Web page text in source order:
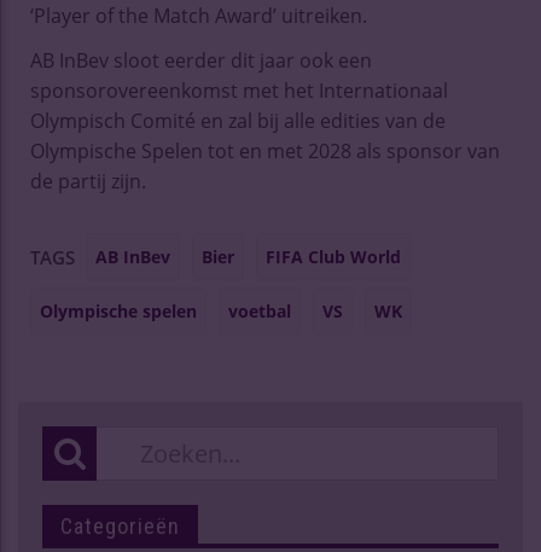
‘Player of the Match Award’ uitreiken.
AB InBev sloot eerder dit jaar ook een
sponsorovereenkomst met het Internationaal
Olympisch Comité en zal bij alle edities van de
Olympische Spelen tot en met 2028 als sponsor van
de partij zijn.
TAGS AB InBev Bier FIFA Club World
Olympische spelen voetbal VS WK
Categorieën